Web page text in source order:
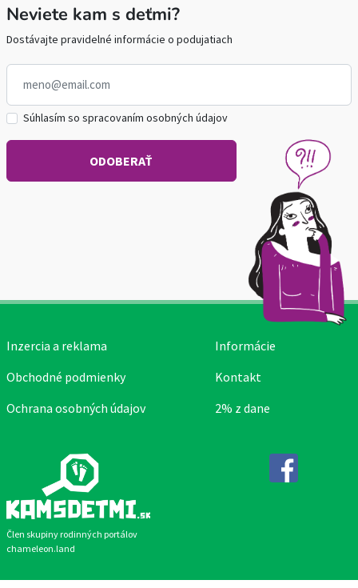
Neviete kam s deťmi?
Dostávajte pravidelné informácie o podujatiach
Súhlasím so spracovaním osobných údajov
Člen skupiny rodinných portálov
chameleon.land
Inzercia a reklama
Obchodné podmienky
Ochrana osobných údajov
Informácie
Kontakt
2% z dane